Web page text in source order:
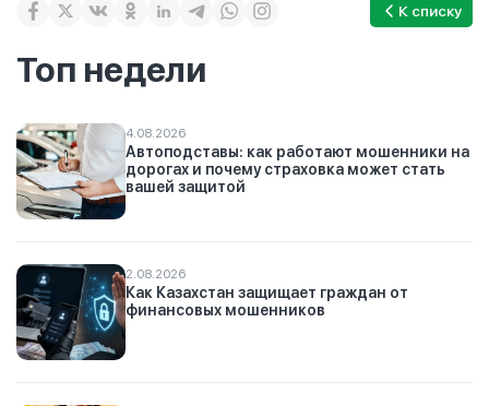
К списку
Топ недели
4.08.2026
Автоподставы: как работают мошенники на
дорогах и почему страховка может стать
вашей защитой
2.08.2026
Как Казахстан защищает граждан от
финансовых мошенников